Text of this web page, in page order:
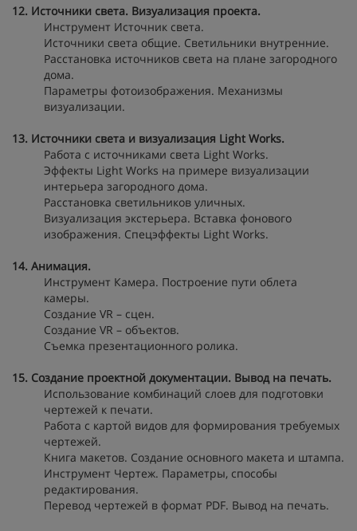
12. Источники света. Визуализация проекта.
Инструмент Источник света.
Источники света общие. Светильники внутренние.
Расстановка источников света на плане загородного
дома.
Параметры фотоизображения. Механизмы
визуализации.
13. Источники света и визуализация Light Works.
Работа с источниками света Light Works.
Эффекты Light Works на примере визуализации
интерьера загородного дома.
Расстановка светильников уличных.
Визуализация экстерьера. Вставка фонового
изображения. Спецэффекты Light Works.
14. Анимация.
Инструмент Камера. Построение пути облета
камеры.
Создание VR – сцен.
Создание VR – объектов.
Съемка презентационного ролика.
15. Создание проектной документации. Вывод на печать.
Использование комбинаций слоев для подготовки
чертежей к печати.
Работа с картой видов для формирования требуемых
чертежей.
Книга макетов. Создание основного макета и штампа.
Инструмент Чертеж. Параметры, способы
редактирования.
Перевод чертежей в формат PDF. Вывод на печать.